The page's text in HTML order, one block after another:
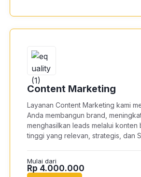
Content Marketing
Layanan Content Marketing kami
Anda membangun brand,
menghasilkan leads melalui konten
tinggi yang relevan, strategis, dan
Mulai dari
Rp 4.000.000